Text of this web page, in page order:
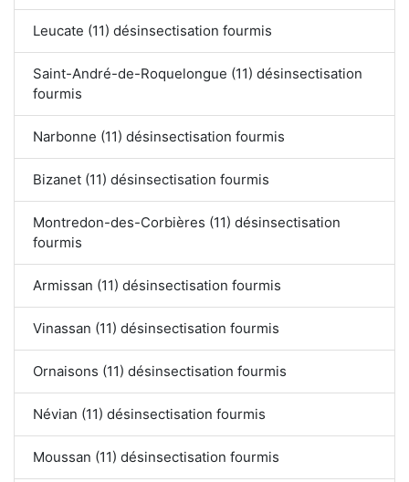
Leucate (11) désinsectisation fourmis
Saint-André-de-Roquelongue (11) désinsectisation
fourmis
Narbonne (11) désinsectisation fourmis
Bizanet (11) désinsectisation fourmis
Montredon-des-Corbières (11) désinsectisation
fourmis
Armissan (11) désinsectisation fourmis
Vinassan (11) désinsectisation fourmis
Ornaisons (11) désinsectisation fourmis
Névian (11) désinsectisation fourmis
Moussan (11) désinsectisation fourmis